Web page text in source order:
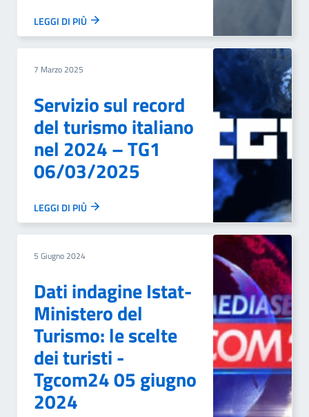
LEGGI DI PIÙ
7 Marzo 2025
Servizio sul record
del turismo italiano
nel 2024 – TG1
06/03/2025
LEGGI DI PIÙ
5 Giugno 2024
Dati indagine Istat-
Ministero del
Turismo: le scelte
dei turisti -
Tgcom24 05 giugno
2024